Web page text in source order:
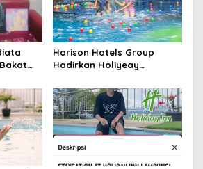
Horison Hotels Group
Hadirkan Holiyeay
Promo Spesial Liburan
Sekolah 2026